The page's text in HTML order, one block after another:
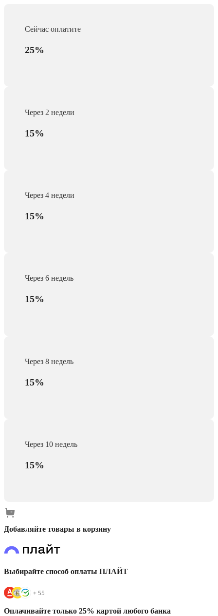
Сейчас оплатите
25%
Через 2 недели
15%
Через 4 недели
15%
Через 6 недель
15%
Через 8 недель
15%
Через 10 недель
15%
Добавляйте товары в корзину
Выбирайте способ оплаты ПЛАЙТ
Оплачивайте только 25% картой любого банка